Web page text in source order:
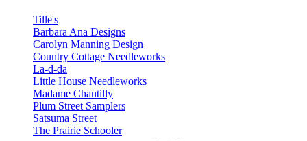
Tille's
Barbara Ana Designs
Carolyn Manning Design
Country Cottage Needleworks
La-d-da
Little House Needleworks
Madame Chantilly
Plum Street Samplers
Satsuma Street
The Prairie Schooler